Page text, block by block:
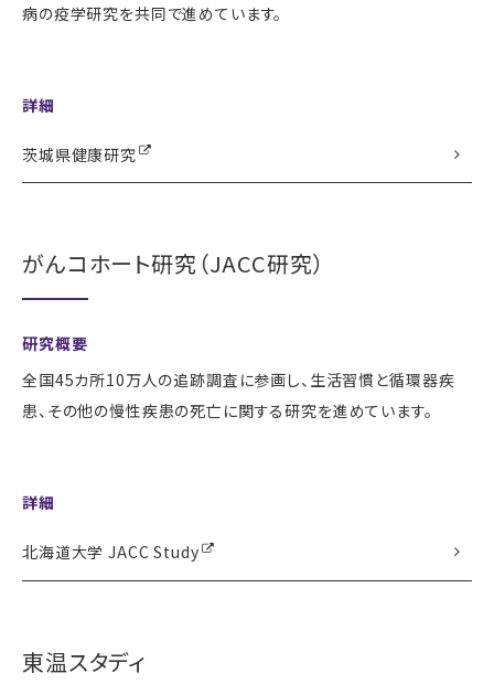
病の疫学研究を共同で進めています。
詳細
茨城県健康研究
がんコホート研究（JACC研究）
研究概要
全国45カ所10万人の追跡調査に参画し、生活習慣と循環器疾
患、その他の慢性疾患の死亡に関する研究を進めています。
詳細
北海道大学 JACC Study
東温スタディ